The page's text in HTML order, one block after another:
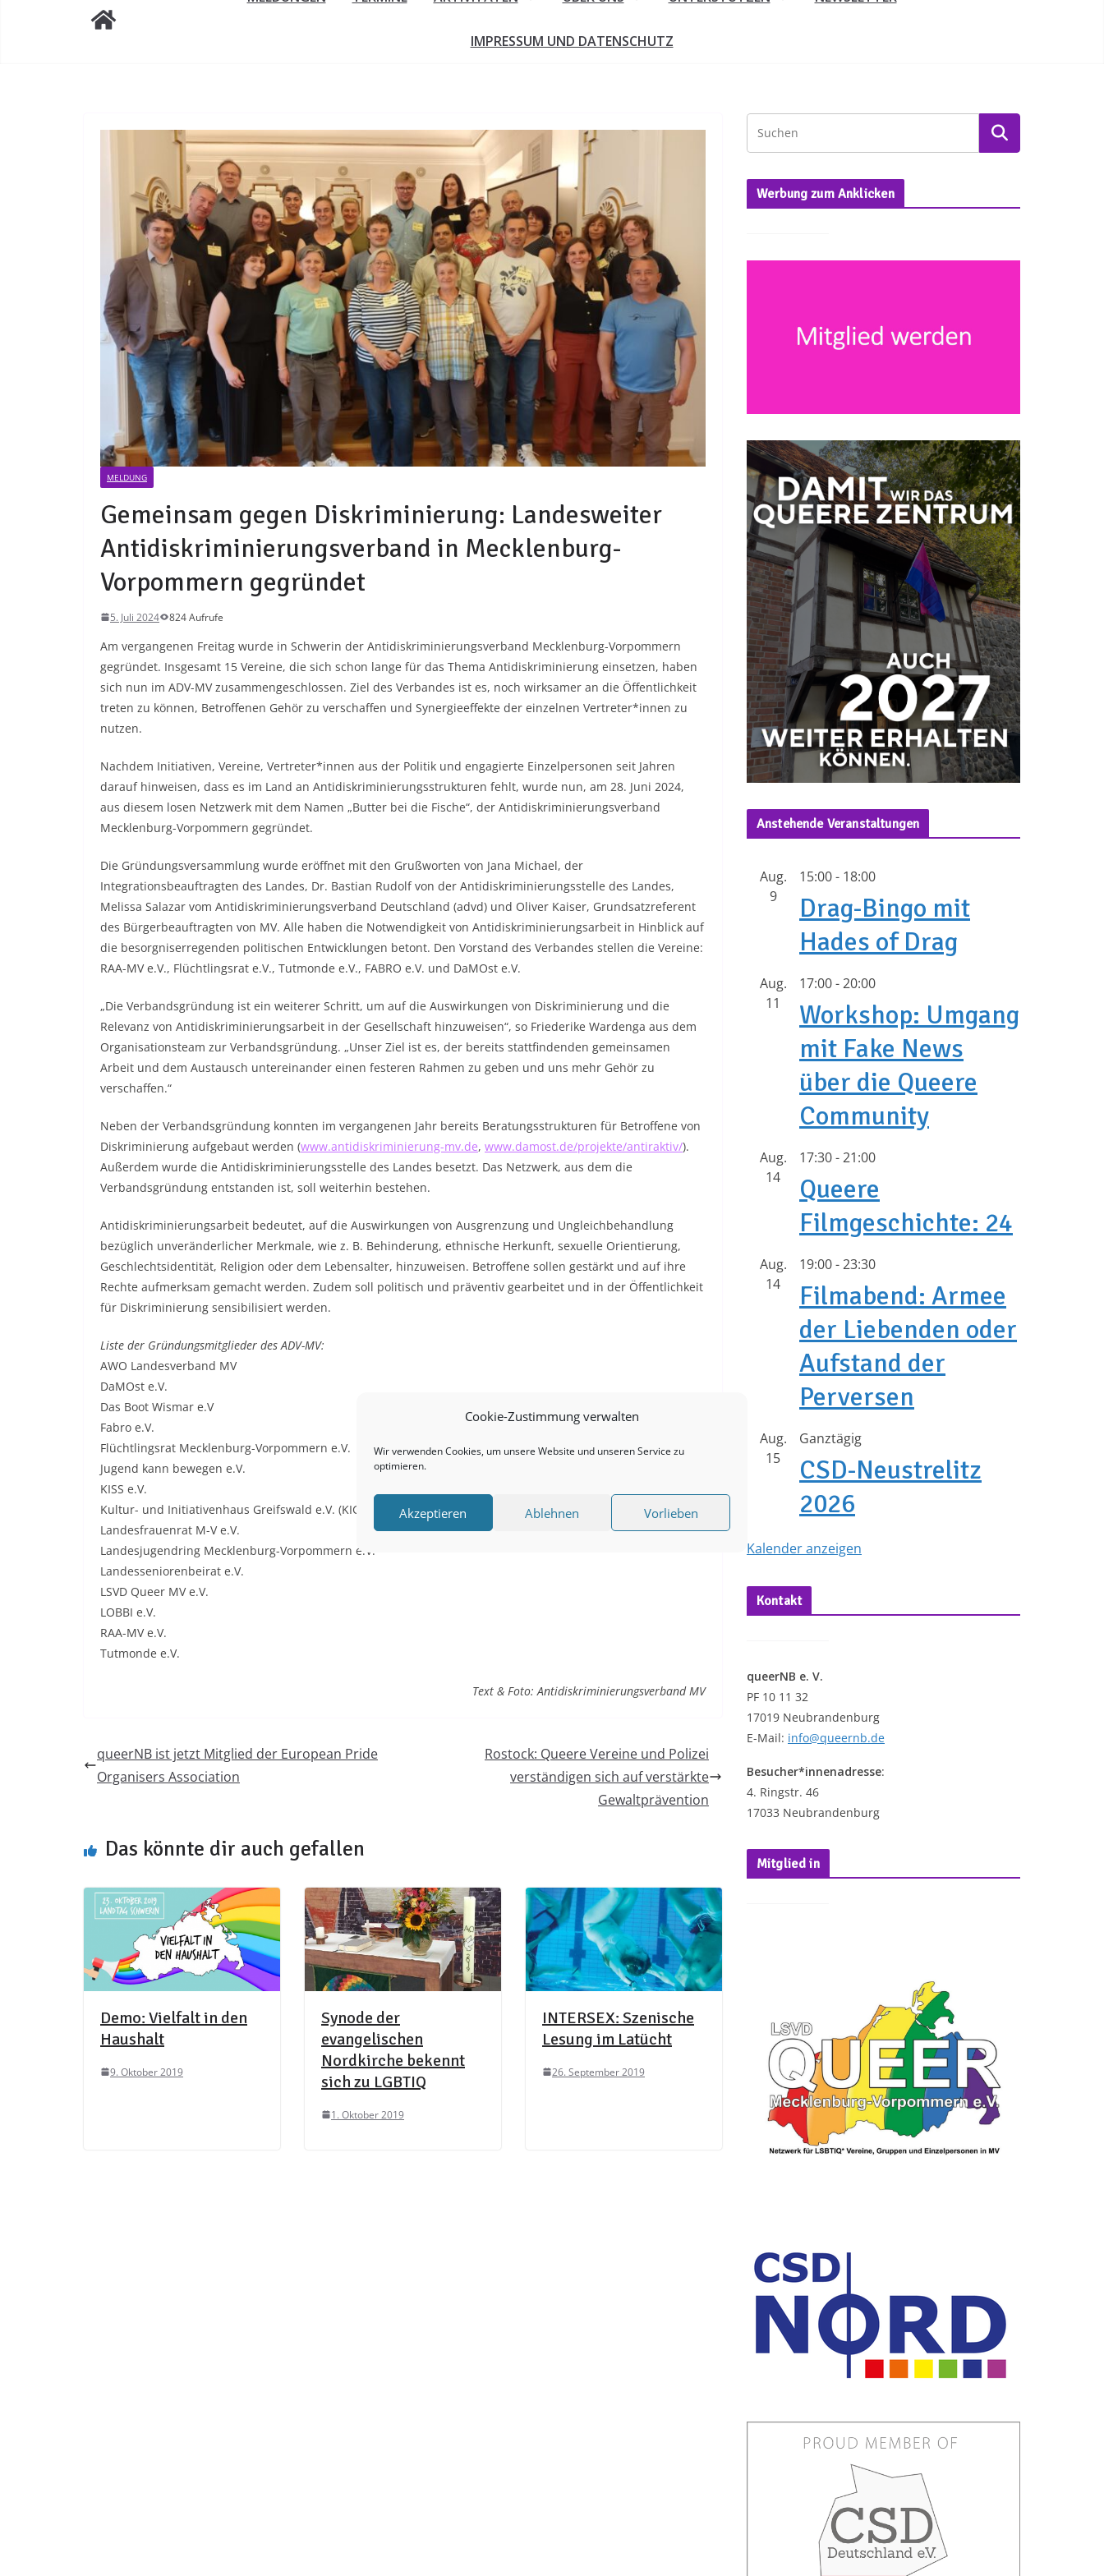
Cookie-Zustimmung verwalten
Wir verwenden Cookies, um unsere Website und unseren Service zu
optimieren.
Akzeptieren Ablehnen Vorlieben
IMPRESSUM UND DATENSCHUTZ
MELDUNG
Gemeinsam gegen Diskriminierung: Landesweiter
Antidiskriminierungsverband in Mecklenburg-
Vorpommern gegründet
5. Juli 2024 824 Aufrufe
Am vergangenen Freitag wurde in Schwerin der Antidiskriminierungsverband Mecklenburg-Vorpommern
gegründet. Insgesamt 15 Vereine, die sich schon lange für das Thema Antidiskriminierung einsetzen, haben
sich nun im ADV-MV zusammengeschlossen. Ziel des Verbandes ist es, noch wirksamer an die Öffentlichkeit
treten zu können, Betroffenen Gehör zu verschaffen und Synergieeffekte der einzelnen Vertreter*innen zu
nutzen.
Nachdem Initiativen, Vereine, Vertreter*innen aus der Politik und engagierte Einzelpersonen seit Jahren
darauf hinweisen, dass es im Land an Antidiskriminierungsstrukturen fehlt, wurde nun, am 28. Juni 2024,
aus diesem losen Netzwerk mit dem Namen „Butter bei die Fische“, der Antidiskriminierungsverband
Mecklenburg-Vorpommern gegründet.
Die Gründungsversammlung wurde eröffnet mit den Grußworten von Jana Michael, der
Integrationsbeauftragten des Landes, Dr. Bastian Rudolf von der Antidiskriminierungsstelle des Landes,
Melissa Salazar vom Antidiskriminierungsverband Deutschland (advd) und Oliver Kaiser, Grundsatzreferent
des Bürgerbeauftragten von MV. Alle haben die Notwendigkeit von Antidiskriminierungsarbeit in Hinblick auf
die besorgniserregenden politischen Entwicklungen betont. Den Vorstand des Verbandes stellen die Vereine:
RAA-MV e.V., Flüchtlingsrat e.V., Tutmonde e.V., FABRO e.V. und DaMOst e.V.
„Die Verbandsgründung ist ein weiterer Schritt, um auf die Auswirkungen von Diskriminierung und die
Relevanz von Antidiskriminierungsarbeit in der Gesellschaft hinzuweisen“, so Friederike Wardenga aus dem
Organisationsteam zur Verbandsgründung. „Unser Ziel ist es, der bereits stattfindenden gemeinsamen
Arbeit und dem Austausch untereinander einen festeren Rahmen zu geben und uns mehr Gehör zu
verschaffen.“
Neben der Verbandsgründung konnten im vergangenen Jahr bereits Beratungsstrukturen für Betroffene von
Diskriminierung aufgebaut werden (www.antidiskriminierung-mv.de, www.damost.de/projekte/antiraktiv/).
Außerdem wurde die Antidiskriminierungsstelle des Landes besetzt. Das Netzwerk, aus dem die
Verbandsgründung entstanden ist, soll weiterhin bestehen.
Antidiskriminierungsarbeit bedeutet, auf die Auswirkungen von Ausgrenzung und Ungleichbehandlung
bezüglich unveränderlicher Merkmale, wie z. B. Behinderung, ethnische Herkunft, sexuelle Orientierung,
Geschlechtsidentität, Religion oder dem Lebensalter, hinzuweisen. Betroffene sollen gestärkt und auf ihre
Rechte aufmerksam gemacht werden. Zudem soll politisch und präventiv gearbeitet und in der Öffentlichkeit
für Diskriminierung sensibilisiert werden.
Liste der Gründungsmitglieder des ADV-MV:
AWO Landesverband MV
DaMOst e.V.
Das Boot Wismar e.V
Fabro e.V.
Flüchtlingsrat Mecklenburg-Vorpommern e.V.
Jugend kann bewegen e.V.
KISS e.V.
Kultur- und Initiativenhaus Greifswald e.V. (KIG e.V.)
Landesfrauenrat M-V e.V.
Landesjugendring Mecklenburg-Vorpommern e.V.
Landesseniorenbeirat e.V.
LSVD Queer MV e.V.
LOBBI e.V.
RAA-MV e.V.
Tutmonde e.V.
Text & Foto: Antidiskriminierungsverband MV
queerNB ist jetzt Mitglied der European Pride
Organisers Association
Rostock: Queere Vereine und Polizei
verständigen sich auf verstärkte
Gewaltprävention
Das könnte dir auch gefallen
Demo: Vielfalt in den
Haushalt
9. Oktober 2019
Synode der
evangelischen
Nordkirche bekennt
sich zu LGBTIQ
1. Oktober 2019
INTERSEX: Szenische
Lesung im Latücht
26. September 2019
Werbung zum Anklicken
Anstehende Veranstaltungen
Aug.
9
15:00- 18:00
Drag-Bingo mit
Hades of Drag
Aug.
11
17:00-20:00
Workshop: Umgang
mit Fake News
über die Queere
Community
Aug.
14
17:30-21:00
Queere
Filmgeschichte: 24
Aug.
14
19:00-23:30
Filmabend: Armee
der Liebenden oder
Aufstand der
Perversen
Aug.
15
Ganztägig
CSD-Neustrelitz
2026
Kalender anzeigen
Kontakt
queerNB e. V.
PF 10 11 32
17019 Neubrandenburg
E-Mail: info@queernb.de
Besucher*innenadresse:
4. Ringstr. 46
17033 Neubrandenburg
Mitglied in